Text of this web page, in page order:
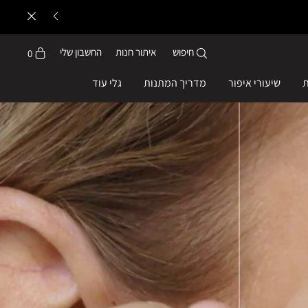
שיעורי איפור מדריך המתנות גלי עוד
חיפוש איתור חנות החשבון שלי 0